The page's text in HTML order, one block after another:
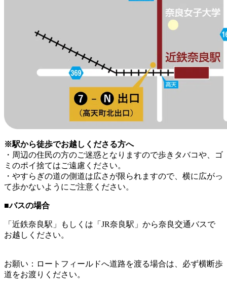
※駅から徒歩でお越しくださる方へ
・周辺の住民の方のご迷惑となりますので歩きタバコや、ゴ
ミのポイ捨てはご遠慮ください。
・やすらぎの道の側道は広さが限られますので、横に広がっ
て歩かないようにご注意ください。
■バスの場合
「近鉄奈良駅」もしくは「JR奈良駅」から奈良交通バスで
お越しください。
お願い：ロートフィールドへ道路を渡る場合は、必ず横断歩
道をお渡りください。